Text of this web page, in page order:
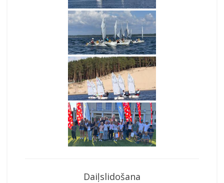
Daiļslidošana